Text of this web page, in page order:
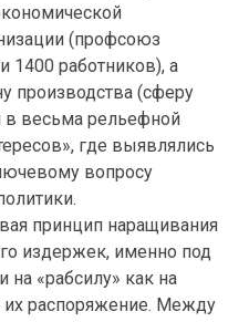
(профсоюз
1400 работников), а
производства (сферу
в весьма рельефной
где выявлялись
вопросу
принцип наращивания
издержек, именно под
на «рабсилу» как на
их распоряжение. Между